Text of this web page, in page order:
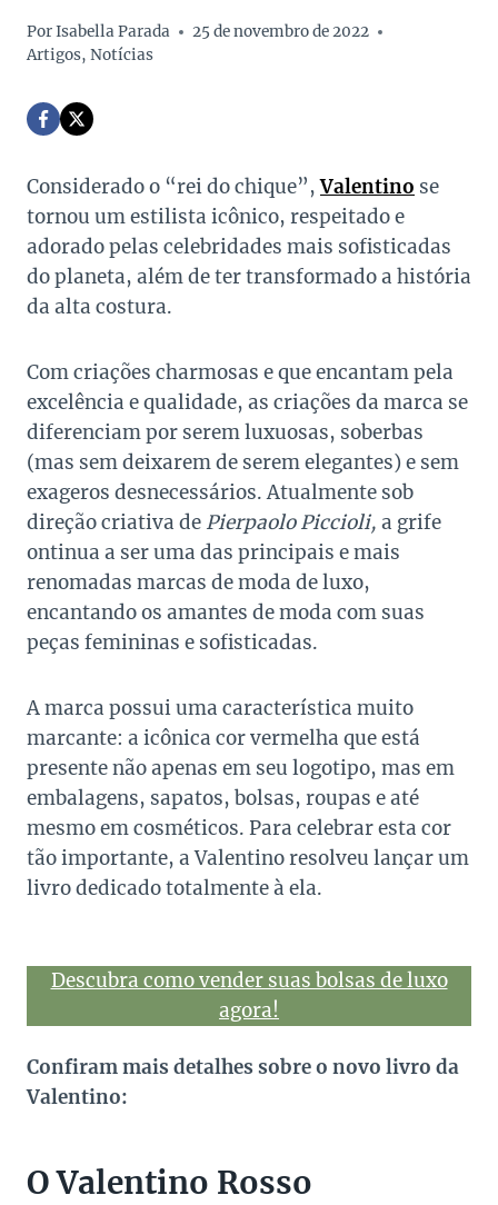
PorIsabella Parada
25 de novembro de 2022
Artigos, Notícias
Considerado o “rei do chique”,Valentino se
tornou um estilista icônico, respeitado e
adorado pelas celebridades mais sofisticadas
do planeta, além de ter transformado a história
da alta costura.
Com criações charmosas e que encantam pela
excelência e qualidade, as criações da marca se
diferenciam por serem luxuosas, soberbas
(mas sem deixarem de serem elegantes) e sem
exageros desnecessários.Atualmente sob
direção criativa de Pierpaolo Piccioli, a grife
ontinua a ser uma das principais e mais
renomadas marcas de moda de luxo,
encantando os amantes de moda com suas
peças femininas e sofisticadas.
A marca possui uma característica muito
marcante: a icônica cor vermelha que está
presente não apenas em seu logotipo, mas em
embalagens, sapatos, bolsas, roupas e até
mesmo em cosméticos. Para celebrar esta cor
tão importante, a Valentino resolveu lançar um
livro dedicado totalmente à ela.
Descubra como vender suas bolsas de luxo
agora!
Confiram mais detalhes sobre o novo livro da
Valentino:
O Valentino Rosso